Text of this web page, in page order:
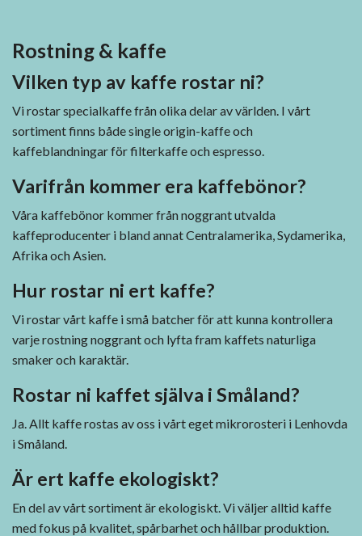
Rostning & kaffe
Vilken typ av kaffe rostar ni?
Vi rostar specialkaffe från olika delar av världen. I vårt
sortiment finns både single origin-kaffe och
kaffeblandningar för filterkaffe och espresso.
Varifrån kommer era kaffebönor?
Våra kaffebönor kommer från noggrant utvalda
kaffeproducenter i bland annat Centralamerika, Sydamerika,
Afrika och Asien.
Hur rostar ni ert kaffe?
Vi rostar vårt kaffe i små batcher för att kunna kontrollera
varje rostning noggrant och lyfta fram kaffets naturliga
smaker och karaktär.
Rostar ni kaffet själva i Småland?
Ja. Allt kaffe rostas av oss i vårt eget mikrorosteri i Lenhovda
i Småland.
Är ert kaffe ekologiskt?
En del av vårt sortiment är ekologiskt. Vi väljer alltid kaffe
med fokus på kvalitet, spårbarhet och hållbar produktion.